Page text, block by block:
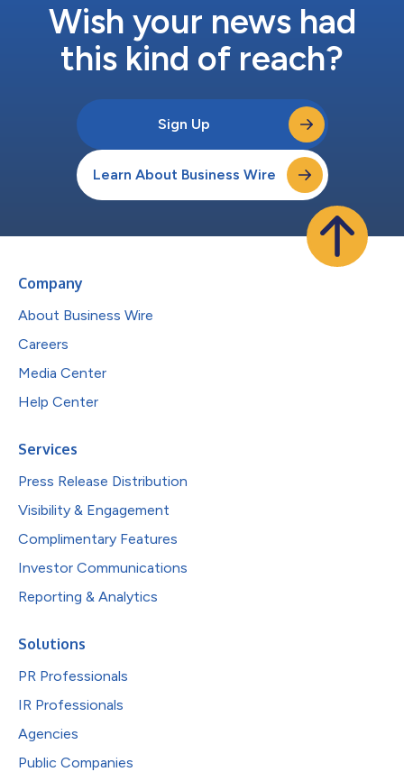
Wish your news had
this kind of reach?
Sign Up
Learn About Business Wire
Company
About Business Wire
Careers
Media Center
Help Center
Services
Press Release Distribution
Visibility & Engagement
Complimentary Features
Investor Communications
Reporting & Analytics
Solutions
PR Professionals
IR Professionals
Agencies
Public Companies